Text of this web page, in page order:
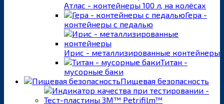
Атлас - контейнеры 100 л, на колёсах
Гера -
контейнеры с педалью
Ирис - металлизированные контейнеры
Титан -
мусорные баки
Пищевая безопасность